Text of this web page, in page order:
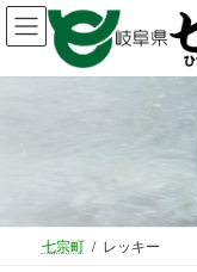
コ
ン
ナ
ビ
七宗町 レッキー